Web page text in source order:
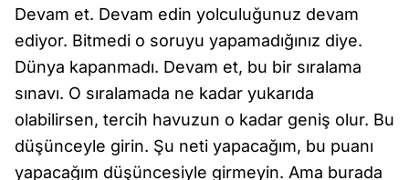
Devam et. Devam edin yolculuğunuz devam
ediyor. Bitmedi o soruyu yapamadığınız diye.
Dünya kapanmadı. Devam et, bu bir sıralama
sınavı. O sıralamada ne kadar yukarıda
olabilirsen, tercih havuzun o kadar geniş olur. Bu
düşünceyle girin. Şu neti yapacağım, bu puanı
yapacağım düşüncesiyle girmeyin. Ama burada